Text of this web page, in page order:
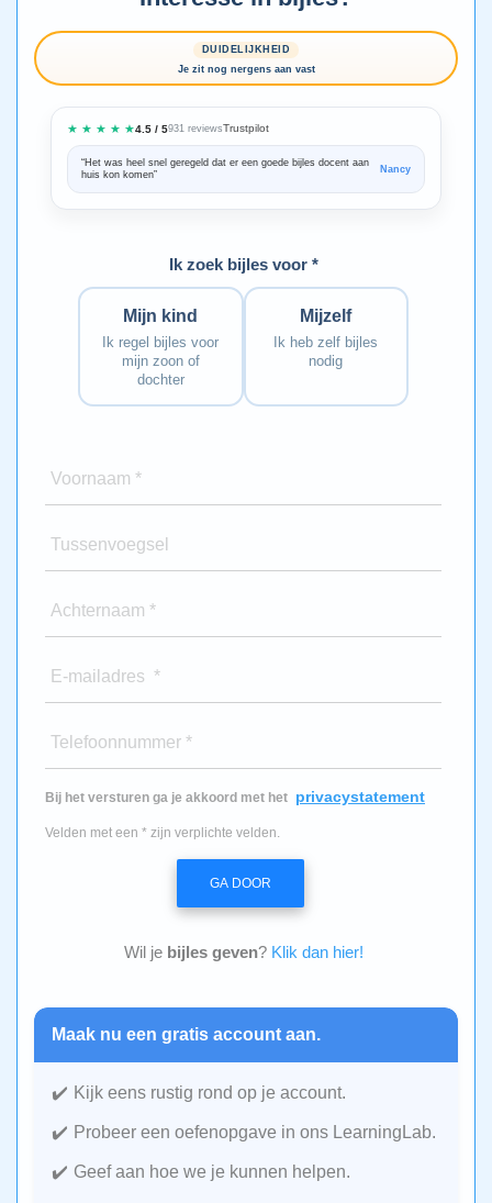
DUIDELIJKHEID
Je zit nog nergens aan vast
★ ★ ★ ★ ★4.5 / 5931 reviewsTrustpilot
“Het was heel snel geregeld dat er een goede bijles docent aan
huis kon komen”
Nancy
Ik zoek bijles voor *
Mijn kind
Ik regel bijles voor
mijn zoon of
dochter
Mijzelf
Ik heb zelf bijles
nodig
Voornaam *
Tussenvoegsel
Achternaam *
E-mailadres *
Telefoonnummer *
Bij het versturen ga je akkoord met het privacystatement
Velden met een * zijn verplichte velden.
GA DOOR
Wil je bijles geven? Klik dan hier!
Maak nu een gratis account aan.
Kijk eens rustig rond op je account.
Probeer een oefenopgave in ons LearningLab.
Geef aan hoe we je kunnen helpen.